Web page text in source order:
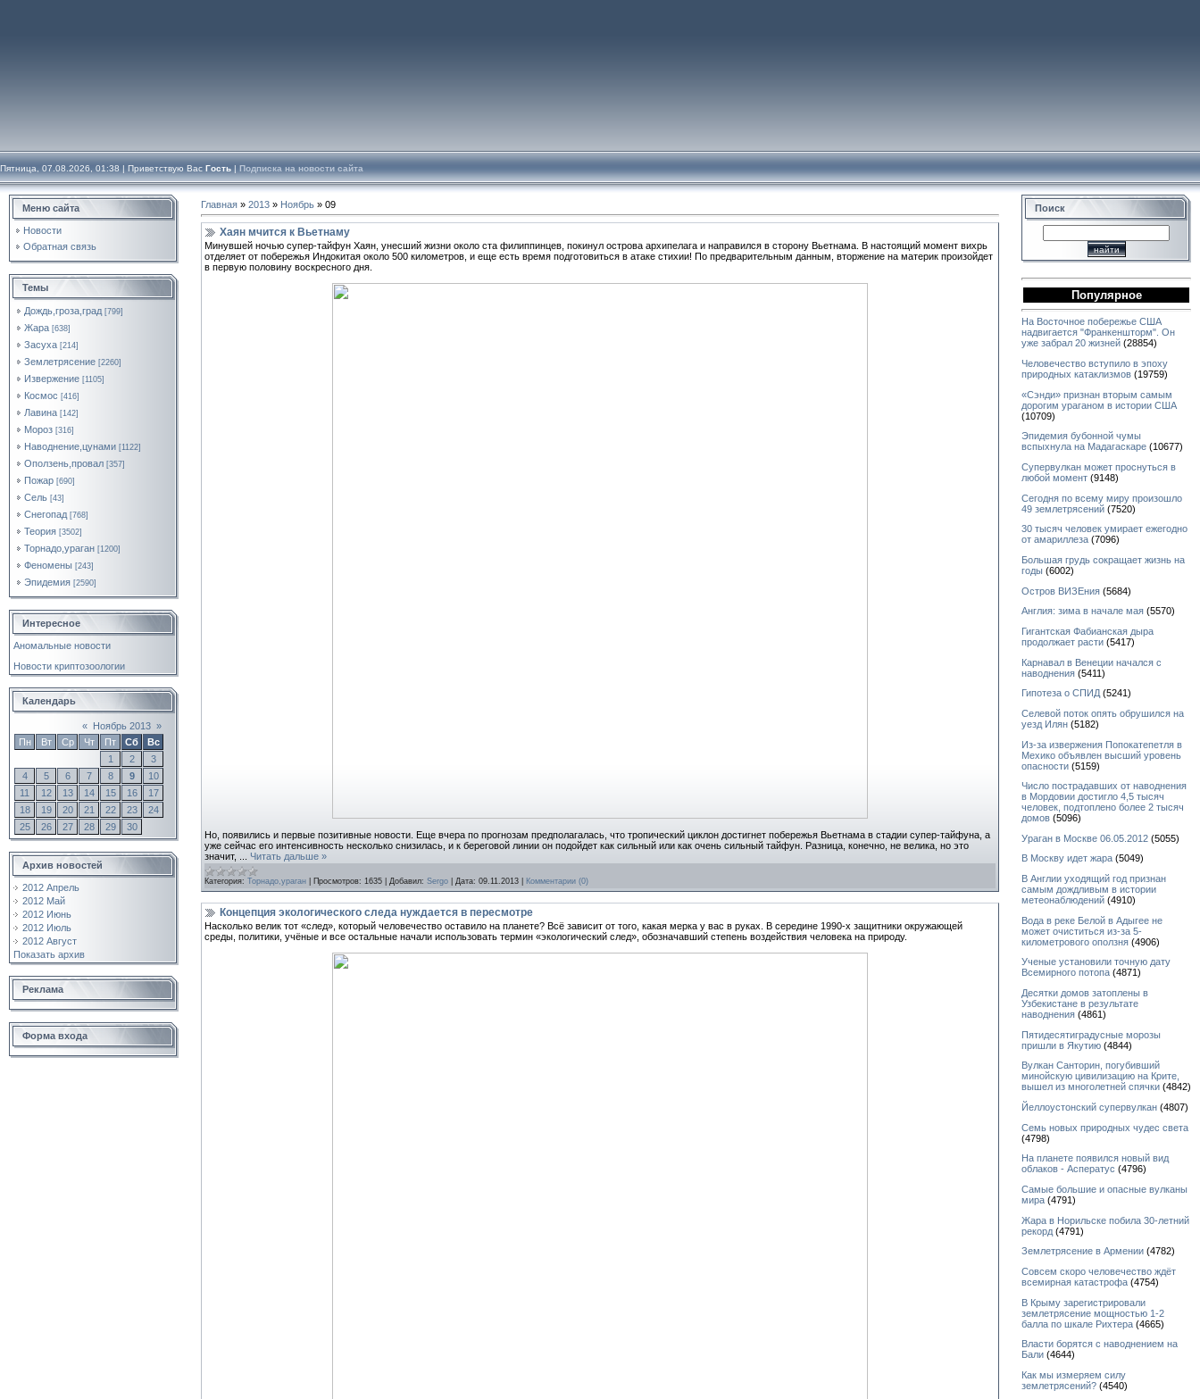
Пятница, 07.08.2026, 01:38 | Приветствую Вас Гость | Подписка на новости сайта
Меню сайта
Новости
Обратная связь
Темы
Дождь,гроза,град [799]
Жара [638]
Засуха [214]
Землетрясение [2260]
Извержение [1105]
Космос [416]
Лавина [142]
Мороз [316]
Наводнение,цунами [1122]
Оползень,провал [357]
Пожар [690]
Сель [43]
Снегопад [768]
Теория [3502]
Торнадо,ураган [1200]
Феномены [243]
Эпидемия [2590]
Интересное
Аномальные новости
Новости криптозоологии
Календарь
« Ноябрь 2013 »
Пн
Вт Ср Чт Пт Сб
Вс
1
2
3
4
5 6 7 8 9
10
11
12 13 14 15 16
17
18
19 20 21 22 23
24
25
26 27 28 29 30
Архив новостей
2012 Апрель
2012 Май
2012 Июнь
2012 Июль
2012 Август
Показать архив
Реклама
Форма входа
Главная » 2013 » Ноябрь » 09
Хаян мчится к Вьетнаму
Минувшей ночью супер-тайфун Хаян, унесший жизни около ста филиппинцев, покинул острова архипелага и направился в сторону Вьетнама. В настоящий момент вихрь
отделяет от побережья Индокитая около 500 километров, и еще есть время подготовиться в атаке стихии! По предварительным данным, вторжение на материк произойдет
в первую половину воскресного дня.
Но, появились и первые позитивные новости. Еще вчера по прогнозам предполагалась, что тропический циклон достигнет побережья Вьетнама в стадии супер-тайфуна, а
уже сейчас его интенсивность несколько снизилась, и к береговой линии он подойдет как сильный или как очень сильный тайфун. Разница, конечно, не велика, но это
значит,
Читать дальше »
Категория: Торнадо,ураган Просмотров: 1635 Добавил: Sergo Дата: 09.11.2013 Комментарии (0)
Концепция экологического следа нуждается в пересмотре
Насколько велик тот «след», который человечество оставило на планете? Всё зависит от того, какая мерка у вас в руках. В середине 1990-х защитники окружающей
среды, политики, учёные и все остальные начали использовать термин «экологический след», обозначавший степень воздействия человека на природу.
Поиск
Популярное
На Восточное побережье США
надвигается "Франкеншторм". Он
уже забрал 20 жизней (28854)
Человечество вступило в эпоху
природных катаклизмов (19759)
«Сэнди» признан вторым самым
дорогим ураганом в истории США
(10709)
Эпидемия бубонной чумы
вспыхнула на Мадагаскаре (10677)
Супервулкан может проснуться в
любой момент (9148)
Сегодня по всему миру произошло
49 землетрясений (7520)
30 тысяч человек умирает ежегодно
от амариллеза (7096)
Большая грудь сокращает жизнь на
годы (6002)
Остров ВИЗЕния (5684)
Англия: зима в начале мая (5570)
Гигантская Фабианская дыра
продолжает расти (5417)
Карнавал в Венеции начался с
наводнения (5411)
Гипотеза о СПИД (5241)
Селевой поток опять обрушился на
уезд Илян (5182)
Из-за извержения Попокатепетля в
Мехико объявлен высший уровень
опасности (5159)
Число пострадавших от наводнения
в Мордовии достигло 4,5 тысяч
человек, подтоплено более 2 тысяч
домов (5096)
Ураган в Москве 06.05.2012 (5055)
В Москву идет жара (5049)
В Англии уходящий год признан
самым дождливым в истории
метеонаблюдений (4910)
Вода в реке Белой в Адыгее не
может очиститься из-за 5-
километрового оползня (4906)
Ученые установили точную дату
Всемирного потопа (4871)
Десятки домов затоплены в
Узбекистане в результате
наводнения (4861)
Пятидесятиградусные морозы
пришли в Якутию (4844)
Вулкан Санторин, погубивший
минойскую цивилизацию на Крите,
вышел из многолетней спячки (4842)
Йеллоустонский супервулкан (4807)
Семь новых природных чудес света
(4798)
На планете появился новый вид
облаков - Асператус (4796)
Самые большие и опасные вулканы
мира (4791)
Жара в Норильске побила 30-летний
рекорд (4791)
Землетрясение в Армении (4782)
Совсем скоро человечество ждёт
всемирная катастрофа (4754)
В Крыму зарегистрировали
землетрясение мощностью 1-2
балла по шкале Рихтера (4665)
Власти борятся с наводнением на
Бали (4644)
Как мы измеряем силу
землетрясений? (4540)